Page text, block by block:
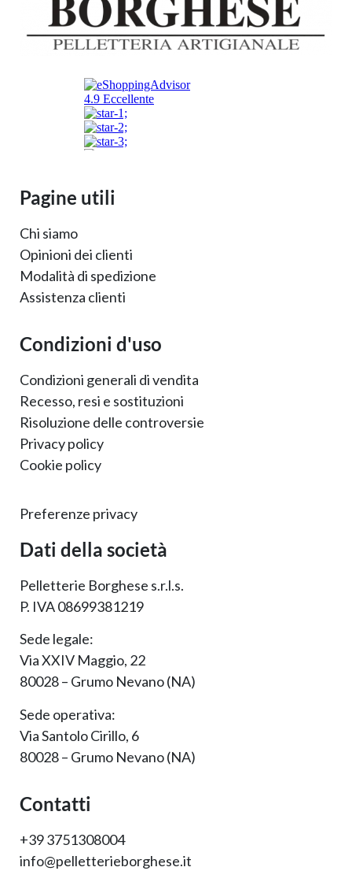
Pagine utili
Chi siamo
Opinioni dei clienti
Modalità di spedizione
Assistenza clienti
Condizioni d'uso
Condizioni generali di vendita
Recesso, resi e sostituzioni
Risoluzione delle controversie
Privacy policy
Cookie policy
Preferenze privacy
Dati della società
Pelletterie Borghese s.r.l.s.
P. IVA 08699381219
Sede legale:
Via XXIV Maggio, 22
80028 – Grumo Nevano (NA)
Sede operativa:
Via Santolo Cirillo, 6
80028 – Grumo Nevano (NA)
Contatti
+39 3751308004
info@pelletterieborghese.it